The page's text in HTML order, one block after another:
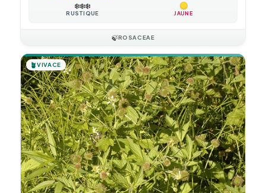
❄️❄️❄️
RUSTIQUE JAUNE
🍃ROSACEAE
🪴VIVACE